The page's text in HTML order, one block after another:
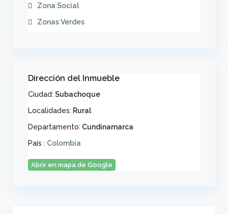
Zona Social
Zonas Verdes
Dirección del Inmueble
Ciudad: Subachoque
Localidades: Rural
Departamento: Cundinamarca
País : Colombia
Abrir en mapa de Google